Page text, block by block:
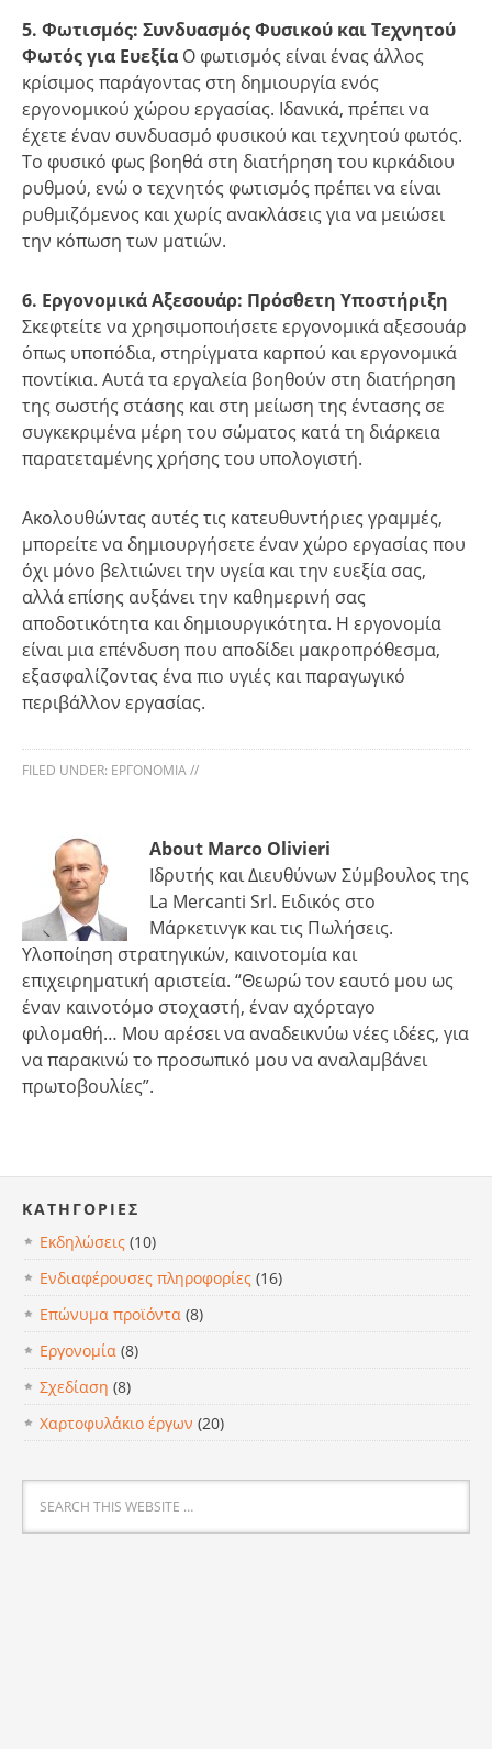
5. Φωτισμός: Συνδυασμός Φυσικού και Τεχνητού
Φωτός για Ευεξία Ο φωτισμός είναι ένας άλλος
κρίσιμος παράγοντας στη δημιουργία ενός
εργονομικού χώρου εργασίας. Ιδανικά, πρέπει να
έχετε έναν συνδυασμό φυσικού και τεχνητού φωτός.
Το φυσικό φως βοηθά στη διατήρηση του κιρκάδιου
ρυθμού, ενώ ο τεχνητός φωτισμός πρέπει να είναι
ρυθμιζόμενος και χωρίς ανακλάσεις για να μειώσει
την κόπωση των ματιών.
6. Εργονομικά Αξεσουάρ: Πρόσθετη Υποστήριξη
Σκεφτείτε να χρησιμοποιήσετε εργονομικά αξεσουάρ
όπως υποπόδια, στηρίγματα καρπού και εργονομικά
ποντίκια. Αυτά τα εργαλεία βοηθούν στη διατήρηση
της σωστής στάσης και στη μείωση της έντασης σε
συγκεκριμένα μέρη του σώματος κατά τη διάρκεια
παρατεταμένης χρήσης του υπολογιστή.
Ακολουθώντας αυτές τις κατευθυντήριες γραμμές,
μπορείτε να δημιουργήσετε έναν χώρο εργασίας που
όχι μόνο βελτιώνει την υγεία και την ευεξία σας,
αλλά επίσης αυξάνει την καθημερινή σας
αποδοτικότητα και δημιουργικότητα. Η εργονομία
είναι μια επένδυση που αποδίδει μακροπρόθεσμα,
εξασφαλίζοντας ένα πιο υγιές και παραγωγικό
περιβάλλον εργασίας.
FILED UNDER: ΕΡΓΟΝΟΜΊΑ//
About Marco Olivieri
Ιδρυτής και Διευθύνων Σύμβουλος της
La Mercanti Srl. Ειδικός στο
Μάρκετινγκ και τις Πωλήσεις.
Υλοποίηση στρατηγικών, καινοτομία και
επιχειρηματική αριστεία. “Θεωρώ τον εαυτό μου ως
έναν καινοτόμο στοχαστή, έναν αχόρταγο
φιλομαθή… Μου αρέσει να αναδεικνύω νέες ιδέες, για
να παρακινώ το προσωπικό μου να αναλαμβάνει
πρωτοβουλίες”.
KΑΤΗΓΟΡΊΕΣ
Εκδηλώσεις (10)
Ενδιαφέρουσες πληροφορίες (16)
Επώνυμα προϊόντα (8)
Εργονομία (8)
Σχεδίαση (8)
Χαρτοφυλάκιο έργων (20)